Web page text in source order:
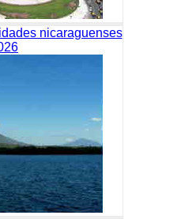
nicaraguenses